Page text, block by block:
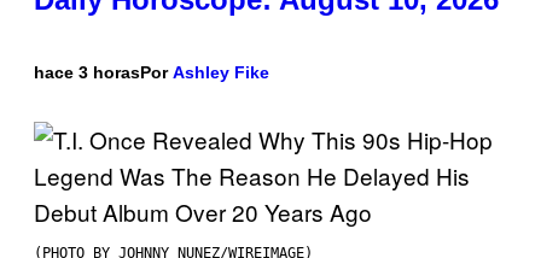
hace 3 horasPorAshley Fike
(PHOTO BY JOHNNY NUNEZ/WIREIMAGE)